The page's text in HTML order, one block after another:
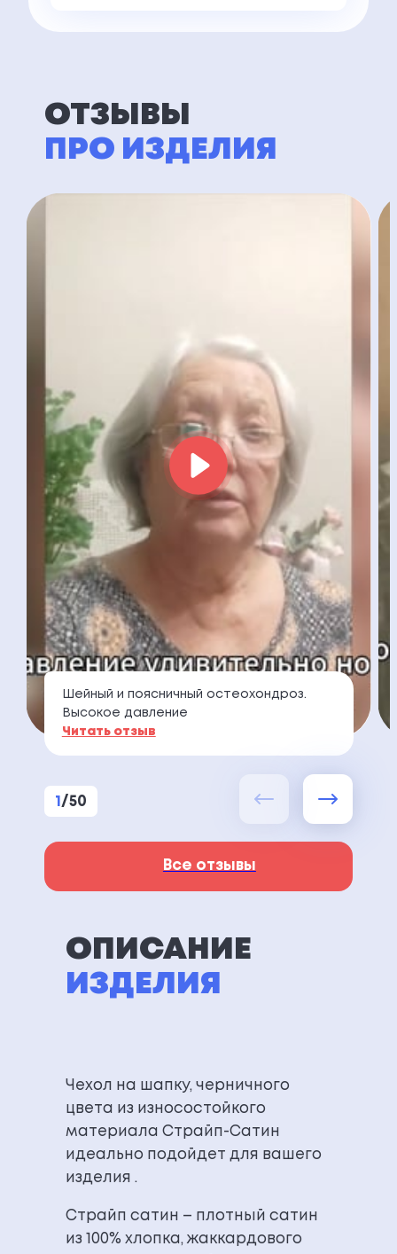
ОТЗЫВЫ
ПРО ИЗДЕЛИЯ
Шейный и поясничный остеохондроз.
Высокое давление
Читать отзыв
1 /50
Все отзывы
ОПИСАНИЕ
ИЗДЕЛИЯ
Чехол на шапку, черничного
цвета из износостойкого
материала Страйп-Сатин
идеально подойдет для вашего
изделия .
Страйп сатин – плотный сатин
из 100% хлопка, жаккардового